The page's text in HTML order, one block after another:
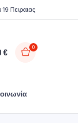
Πειραιας
€
0